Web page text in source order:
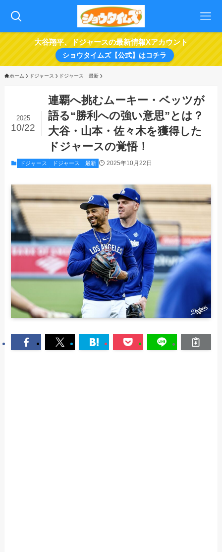
大谷翔平、ドジャースの最新情報Xアカウント
ショウタイムズ【公式】はコチラ
ホーム ドジャース ドジャース 最新
連覇へ挑むムーキー・ベッツが
語る“勝利への強い意思”とは？
大谷・山本・佐々木を獲得した
ドジャースの覚悟！
2025
10/22
ドジャース ドジャース 最新 2025年10月22日